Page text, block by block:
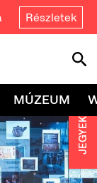
Részletek
MÚZEUM
JEGYEK